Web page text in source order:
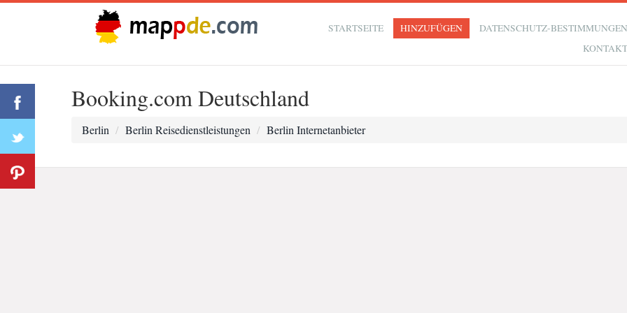
STARTSEITE HINZUFÜGEN
DATENSCHUTZ-
Booking.com Deutschland
Berlin Berlin Reisedienstleistungen Berlin Internetanbieter